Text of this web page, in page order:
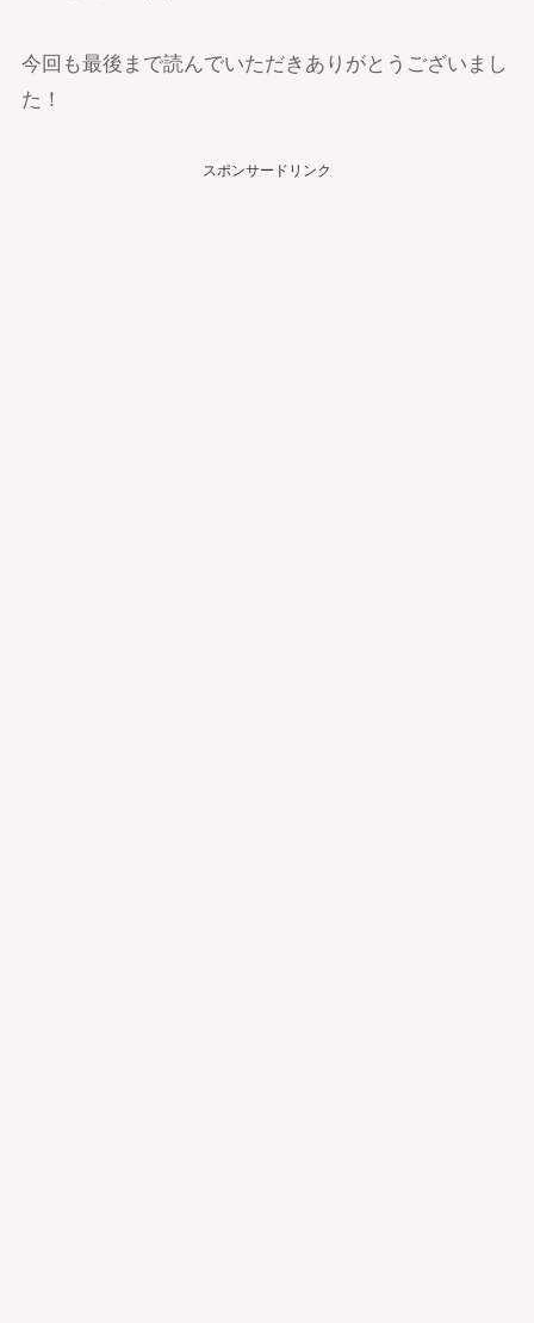
今回も最後まで読んでいただきありがとうございまし
た！
スポンサードリンク